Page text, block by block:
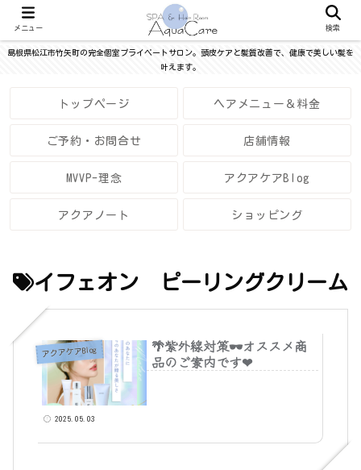
島根県松江市竹矢町の完全個室プライベートサロン。頭皮ケアと髪質改善で、健康で美しい髪を
叶えます。
トップページ ヘアメニュー＆料金
ご予約・お問合せ 店舗情報
MVVP-理念 アクアケアBlog
アクアノート ショッピング
イフェオン ピーリングクリーム
アクアケアBlog
🌴紫外線対策🕶オススメ商
品のご案内です❤
2025.05.03
メニュー 検索